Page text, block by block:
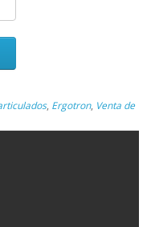
, Ergotron, Venta de